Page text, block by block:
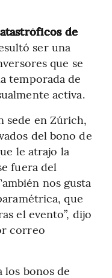
de
ser una
que se
temporada de
activa.
sede en Zúrich,
del bono de
le atrajo la
fuera del
nos gusta
que
el evento”, dijo
correo
los bonos de